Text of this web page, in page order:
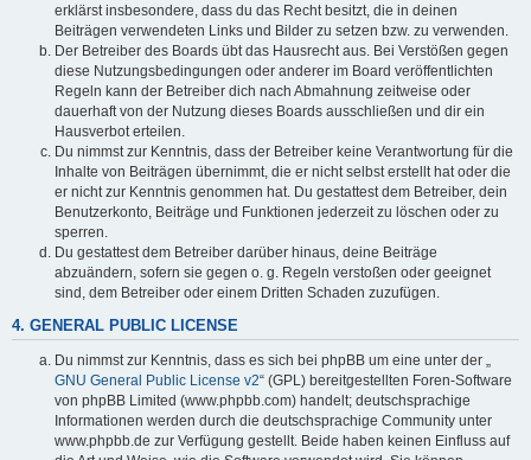
erklärst insbesondere, dass du das Recht besitzt, die in deinen
Beiträgen verwendeten Links und Bilder zu setzen bzw. zu verwenden.
Der Betreiber des Boards übt das Hausrecht aus. Bei Verstößen gegen
diese Nutzungsbedingungen oder anderer im Board veröffentlichten
Regeln kann der Betreiber dich nach Abmahnung zeitweise oder
dauerhaft von der Nutzung dieses Boards ausschließen und dir ein
Hausverbot erteilen.
Du nimmst zur Kenntnis, dass der Betreiber keine Verantwortung für die
Inhalte von Beiträgen übernimmt, die er nicht selbst erstellt hat oder die
er nicht zur Kenntnis genommen hat. Du gestattest dem Betreiber, dein
Benutzerkonto, Beiträge und Funktionen jederzeit zu löschen oder zu
sperren.
Du gestattest dem Betreiber darüber hinaus, deine Beiträge
abzuändern, sofern sie gegen o. g. Regeln verstoßen oder geeignet
sind, dem Betreiber oder einem Dritten Schaden zuzufügen.
4. GENERAL PUBLIC LICENSE
Du nimmst zur Kenntnis, dass es sich bei phpBB um eine unter der „
GNU General Public License v2“ (GPL) bereitgestellten Foren-Software
von phpBB Limited (www.phpbb.com) handelt; deutschsprachige
Informationen werden durch die deutschsprachige Community unter
www.phpbb.de zur Verfügung gestellt. Beide haben keinen Einfluss auf